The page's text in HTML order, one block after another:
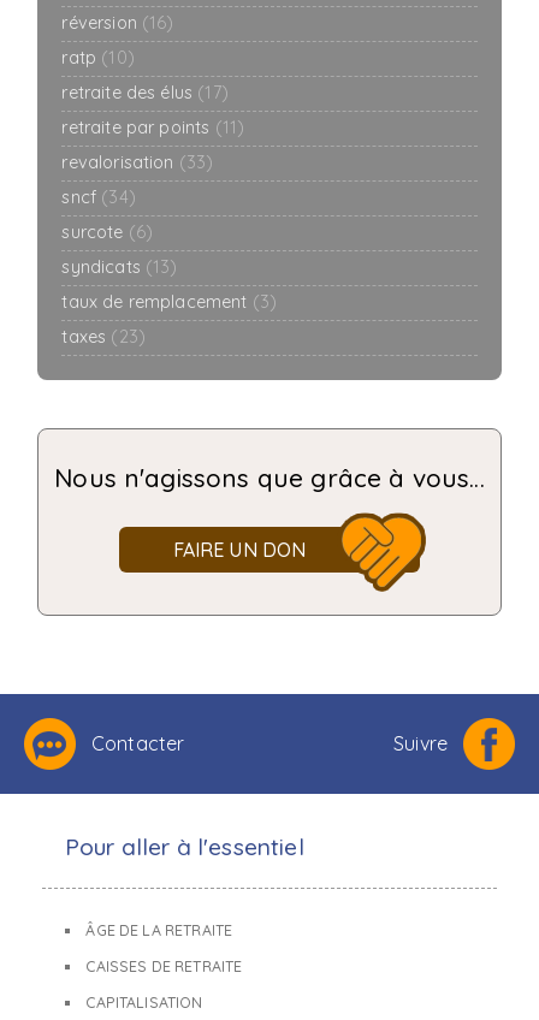
réversion (16)
ratp (10)
retraite des élus (17)
retraite par points (11)
revalorisation (33)
sncf (34)
surcote (6)
syndicats (13)
taux de remplacement (3)
taxes (23)
Nous n'agissons que grâce à vous...
FAIRE UN DON
Contacter Suivre
Pour aller à l'essentiel
ÂGE DE LA RETRAITE
CAISSES DE RETRAITE
CAPITALISATION